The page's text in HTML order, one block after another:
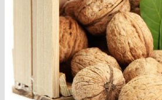
Giỏ hàng
Chưa có sản phẩm trong giỏ hàng.